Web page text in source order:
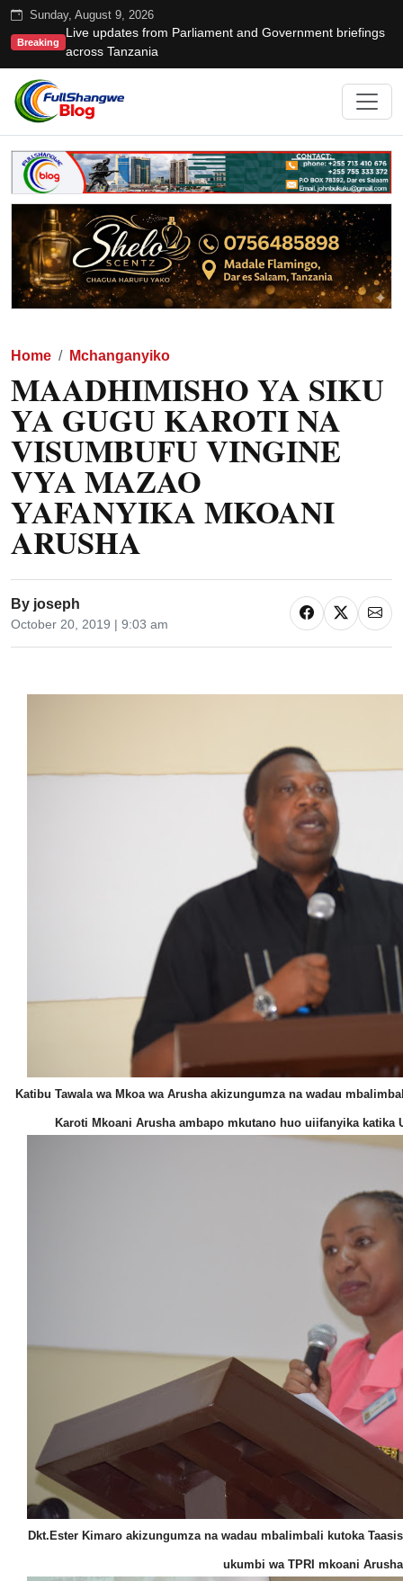
Sunday, August 9, 2026
Breaking
Live updates from Parliament and Government briefings
across Tanzania
Home Mchanganyiko
MAADHIMISHO YA SIKU
YA GUGU KAROTI NA
VISUMBUFU VINGINE
VYA MAZAO
YAFANYIKA MKOANI
ARUSHA
By joseph
October 20, 2019 | 9:03 am
Katibu Tawala wa Mkoa wa Arusha akizungumza na wadau
Karoti Mkoani Arusha ambapo mkutano huo uiifanyika katika
Dkt.Ester Kimaro akizungumza na wadau mbalimbali kutoka
ukumbi wa TPRI mkoani